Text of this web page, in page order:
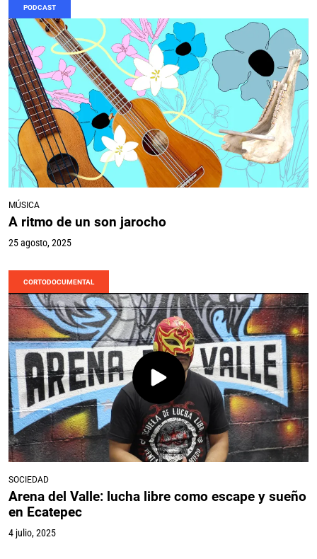
PODCAST
MÚSICA
A ritmo de un son jarocho
25 agosto, 2025
CORTODOCUMENTAL
SOCIEDAD
Arena del Valle: lucha libre como escape y sueño
en Ecatepec
4 julio, 2025